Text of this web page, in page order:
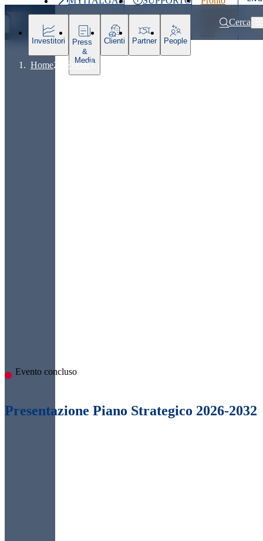
Ultimo
800 900Cerca
Investitori
Press
&
Media
Clienti Partner People
Home Eventi
Evento concluso
Presentazione Piano Strategico 2026-2032